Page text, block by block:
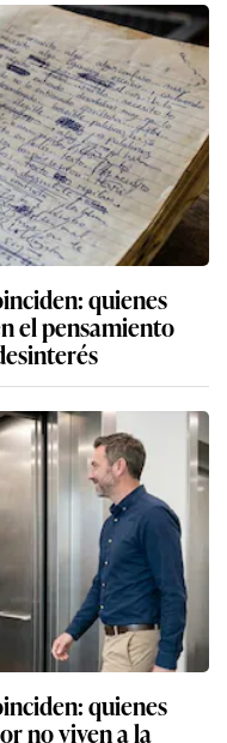
quienes
el pensamiento
quienes
no viven a la